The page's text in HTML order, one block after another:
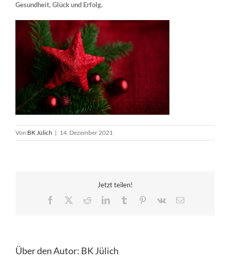
Gesundheit, Glück und Erfolg.
Von BK Jülich | 14. Dezember 2021
Jetzt teilen!
Facebook
RedditLinkedInTumblr Pinterest
Vk
E-
Über den Autor: BK Jülich